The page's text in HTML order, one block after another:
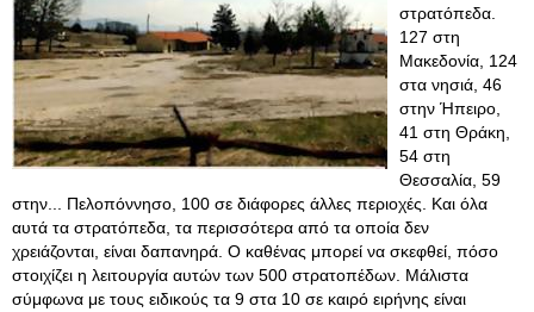
στρατόπεδα.
127 στη
Μακεδονία, 124
στα νησιά, 46
στην Ήπειρο,
41 στη Θράκη,
54 στη
Θεσσαλία, 59
στην... Πελοπόννησο, 100 σε διάφορες άλλες περιοχές. Και όλα
αυτά τα στρατόπεδα, τα περισσότερα από τα οποία δεν
χρειάζονται, είναι δαπανηρά. Ο καθένας μπορεί να σκεφθεί, πόσο
στοιχίζει η λειτουργία αυτών των 500 στρατοπέδων. Μάλιστα
σύμφωνα με τους ειδικούς τα 9 στα 10 σε καιρό ειρήνης είναι